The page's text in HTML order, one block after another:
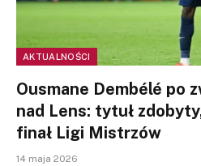
AKTUALNOŚCI
Ousmane Dembélé po
nad Lens: tytuł
finał Ligi Mistrzów
14 maja 2026